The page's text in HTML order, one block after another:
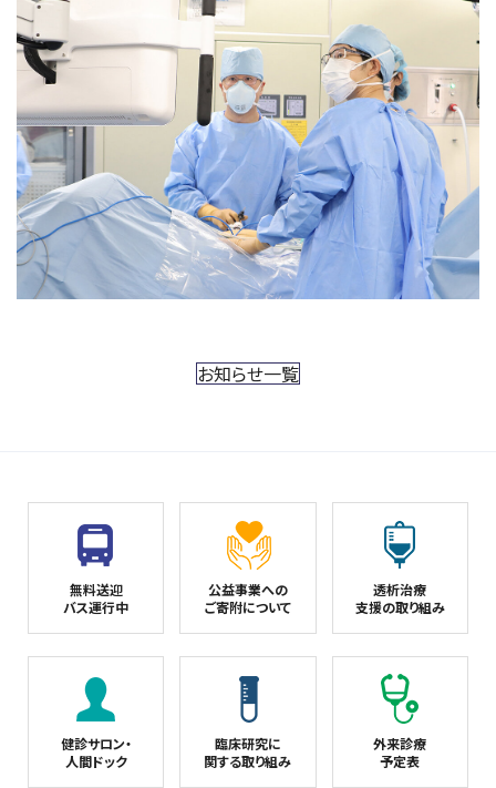
お知らせ一覧
無料送迎
バス運行中
公益事業への
ご寄附について
透析治療
支援の取り組み
健診サロン・
人間ドック
臨床研究に
関する取り組み
外来診療
予定表